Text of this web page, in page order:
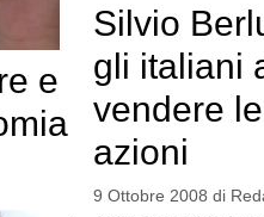
e
Silvio
gli italiani
vendere
azioni
9 Ottobre 2008 di